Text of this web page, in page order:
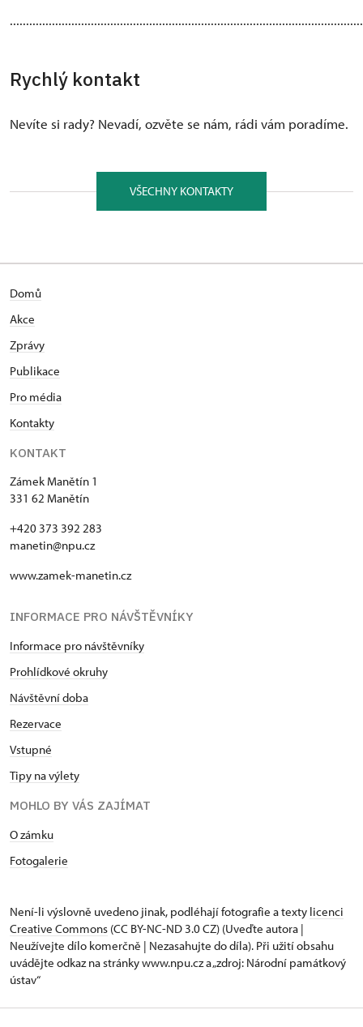
Rychlý kontakt
Nevíte si rady? Nevadí, ozvěte se nám, rádi vám poradíme.
VŠECHNY KONTAKTY
Domů
Akce
Zprávy
Publikace
Pro média
Kontakty
KONTAKT
Zámek Manětín 1
331 62 Manětín
+420 373 392 283
manetin@npu.cz
www.zamek-manetin.cz
INFORMACE PRO NÁVŠTĚVNÍKY
Informace pro návštěvníky
Prohlídkové okruhy
Návštěvní doba
Rezervace
Vstupné
Tipy na výlety
MOHLO BY VÁS ZAJÍMAT
O zámku
Fotogalerie
Není-li výslovně uvedeno jinak, podléhají fotografie a texty licenci
Creative Commons (CC BY-NC-ND 3.0 CZ) (Uveďte autora |
Neužívejte dílo komerčně | Nezasahujte do díla). Při užití obsahu
uvádějte odkaz na stránky www.npu.cz a „zdroj: Národní památkový
ústav“